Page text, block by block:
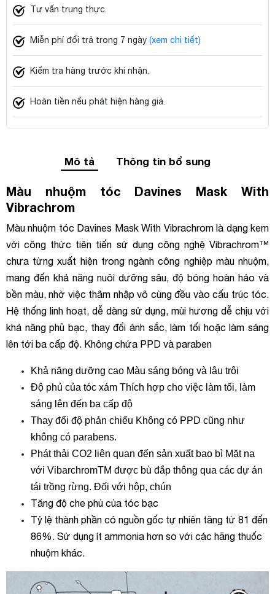
Tư vấn trung thực.
Miễn phí đổi trả trong 7 ngày (xem chi tiết)
Kiểm tra hàng trước khi nhận.
Hoàn tiền nếu phát hiện hàng giả.
Mô tả Thông tin bổ sung
Màu nhuộm tóc Davines Mask With
Vibrachrom
Màu nhuộm tóc Davines Mask With Vibrachrom là dạng kem
với công thức tiên tiến sử dụng công nghệ Vibrachrom™
chưa từng xuất hiện trong ngành công nghiệp màu nhuộm,
mang đến khả năng nuôi dưỡng sâu, độ bóng hoàn hảo và
bền màu, nhờ việc thâm nhập vô cùng đều vào cấu trúc tóc.
Hệ thống linh hoạt, dễ dàng sử dụng, mùi hương dễ chịu với
khả năng phủ bạc, thay đổi ánh sắc, làm tối hoặc làm sáng
lên tới ba cấp độ. Không chứa PPD và paraben
Khả năng dưỡng cao Màu sáng bóng và lâu trôi
Độ phủ của tóc xám Thích hợp cho việc làm tối, làm
sáng lên đến ba cấp độ
Thay đổi độ phản chiếu Không có PPD cũng như
không có parabens.
Phát thải CO2 liên quan đến sản xuất bao bì Mặt nạ
với VibarchromTM được bù đắp thông qua các dự án
tái trồng rừng. Đối với hộp, chún
Tăng độ che phủ của tóc bạc
Tỷ lệ thành phần có nguồn gốc tự nhiên tăng từ 81 đến
86%. Sử dụng ít ammonia hơn so với các hãng thuốc
nhuộm khác.